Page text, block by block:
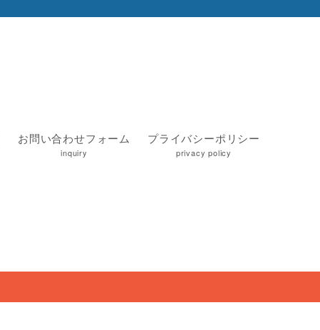
お問い合わせフォーム
inquiry
プライバシーポリシー
privacy policy